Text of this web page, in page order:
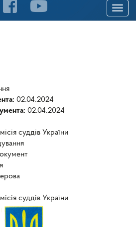
Toggle
02.04.2024
02.04.2024
суддів України
суддів України